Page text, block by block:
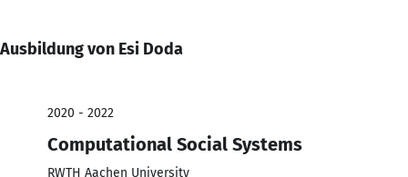
Ausbildung von Esi Doda
2020 - 2022
Computational Social Systems
RWTH Aachen University